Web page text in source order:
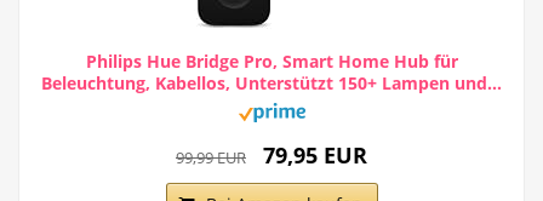
Philips Hue Bridge Pro, Smart Home Hub für
Beleuchtung, Kabellos, Unterstützt 150+ Lampen und...
99,99 EUR 79,95 EUR